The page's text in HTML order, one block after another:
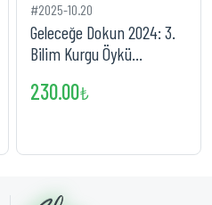
#2025-10.20
Geleceğe Dokun 2024: 3.
Bilim Kurgu Öykü
230.00₺